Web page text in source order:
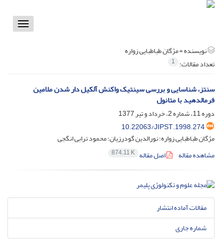
Toggle
نویسنده =مژگان طباطبایی زواره
تعداد مقالات: 1
سنتز، شناسایی و بررسی سینتیک واکنش آلکیل دار شدن ملامین
فرمالدهید با متانول
دوره 11، شماره 2، خرداد و تیر 1377
10.22063/JIPST.1998.274
مژگان طباطبایی زواره؛ نورالدین گودرزیان؛ محمود ترابی انگجی
مشاهده مقاله
اصل مقاله 874.11 K
مقالات آماده انتشار
شماره جاری